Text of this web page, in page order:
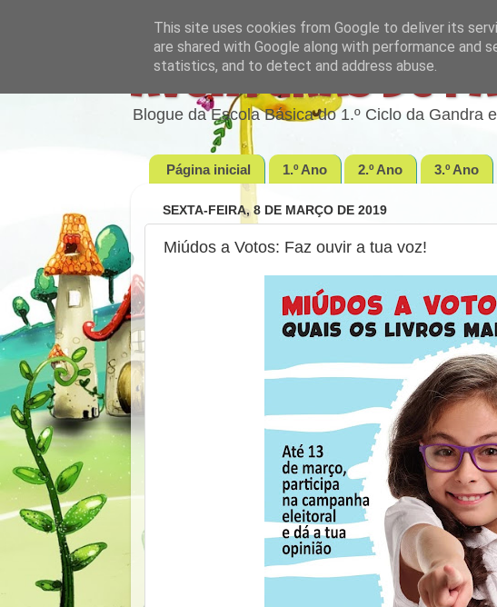
Aventuras de
Blogue da Escola Básica do 1.º Ciclo da Gandra
Página inicial 1.º Ano 2.º Ano 3.º Ano
SEXTA-FEIRA, 8 DE MARÇO DE 2019
Miúdos a Votos: Faz ouvir a tua voz!
This site uses cookies from Google to deliver its
are shared with Google along with performance and
statistics, and to detect and address abuse.